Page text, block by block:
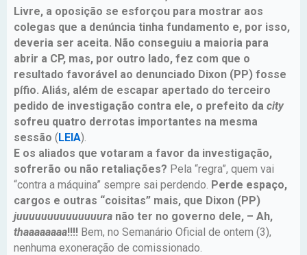
Livre, a oposição se esforçou para mostrar aos
colegas que a denúncia tinha fundamento e, por isso,
deveria ser aceita. Não conseguiu a maioria para
abrir a CP, mas, por outro lado, fez com que o
resultado favorável ao denunciado Dixon (PP) fosse
pífio. Aliás, além de escapar apertado do terceiro
pedido de investigação contra ele, o prefeito da city
sofreu quatro derrotas importantes na mesma
sessão (LEIA).
E os aliados que votaram a favor da investigação,
sofrerão ou não retaliações? Pela “regra”, quem vai
“contra a máquina” sempre sai perdendo. Perde espaço,
cargos e outras “coisitas” mais, que Dixon (PP)
juuuuuuuuuuuuuura não ter no governo dele, – Ah,
thaaaaaaaa!!!! Bem, no Semanário Oficial de ontem (3),
nenhuma exoneração de comissionado.